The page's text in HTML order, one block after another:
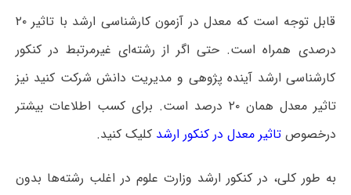
قابل توجه است که معدل در آزمون کارشناسی ارشد با تاثیر ۲۰
درصدی همراه است. حتی اگر از رشته‌ای غیرمرتبط در کنکور
کارشناسی ارشد آینده پژوهی و مدیریت دانش شرکت کنید نیز
تاثیر معدل همان ۲۰ درصد است. برای کسب اطلاعات بیشتر
درخصوصتاثیر معدل در کنکور ارشد کلیک کنید.
به طور کلی، در کنکور ارشد وزارت علوم در اغلب رشته‌ها بدون